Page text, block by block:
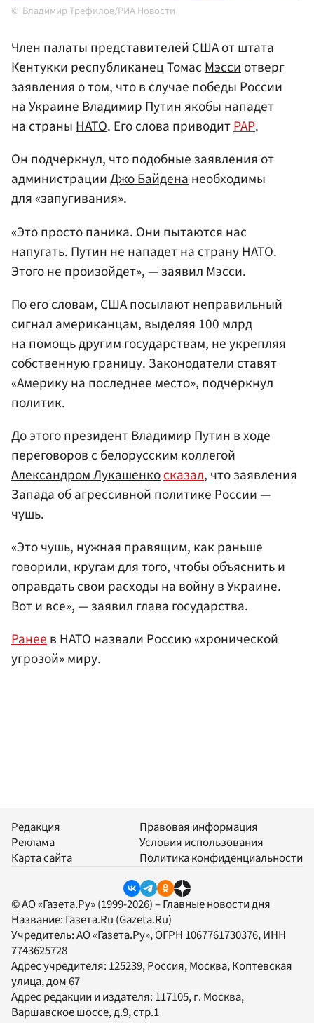
Владимир Трефилов/РИА Новости
Член палаты представителейСШАот штата
Кентукки республиканец ТомасМэссиотверг
заявления о том, что в случае победы России
наУкраинеВладимирПутинякобы нападет
на страныНАТО. Его слова приводитРАР.
Он подчеркнул, что подобные заявления от
администрацииДжо Байденанеобходимы
для «запугивания».
«Это просто паника. Они пытаются нас
напугать. Путин не нападет на страну НАТО.
Этого не произойдет», — заявил Мэсси.
По его словам, США посылают неправильный
сигнал американцам, выделяя 100 млрд
на помощь другим государствам, не укрепляя
собственную границу. Законодатели ставят
«Америку на последнее место», подчеркнул
политик.
До этого президент Владимир Путин в ходе
переговоров с белорусским коллегой
Александром Лукашенкосказал, что заявления
Запада об агрессивной политике России —
чушь.
«Это чушь, нужная правящим, как раньше
говорили, кругам для того, чтобы объяснить и
оправдать свои расходы на войну в Украине.
Вот и все», — заявил глава государства.
Ранеев НАТО назвали Россию «хронической
угрозой» миру.
Редакция
Реклама
Карта сайта
Правовая информация
Условия использования
Политика конфиденциальности
© АО «Газета.Ру» (1999-2026) – Главные новости дня
Название: Газета.Ru (Gazeta.Ru)
Учредитель:АО «Газета.Ру», ОГРН 1067761730376, ИНН
7743625728
Адрес учредителя: 125239, Россия, Москва, Коптевская
улица, дом 67
Адрес редакции и издателя: 117105, г. Москва,
Варшавское шоссе, д.9, стр.1